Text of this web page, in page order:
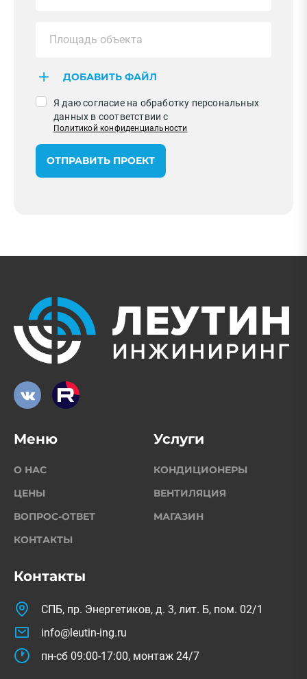
ДОБАВИТЬ ФАЙЛ
Я даю согласие на обработку персональных
данных в соответствии с
Политикой конфиденциальности
ОТПРАВИТЬ ПРОЕКТ
Контакты
СПБ, пр. Энергетиков, д. 3, лит. Б, пом. 02/1
info@leutin-ing.ru
пн-сб 09:00-17:00, монтаж 24/7
Меню
О НАС
ЦЕНЫ
ВОПРОС-ОТВЕТ
КОНТАКТЫ
Услуги
КОНДИЦИОНЕРЫ
ВЕНТИЛЯЦИЯ
МАГАЗИН